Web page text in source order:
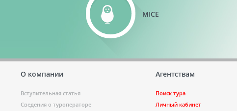
MICE
О компании
Вступительная статья
Сведения о туроператоре
Агентствам
Поиск тура
Личный кабинет